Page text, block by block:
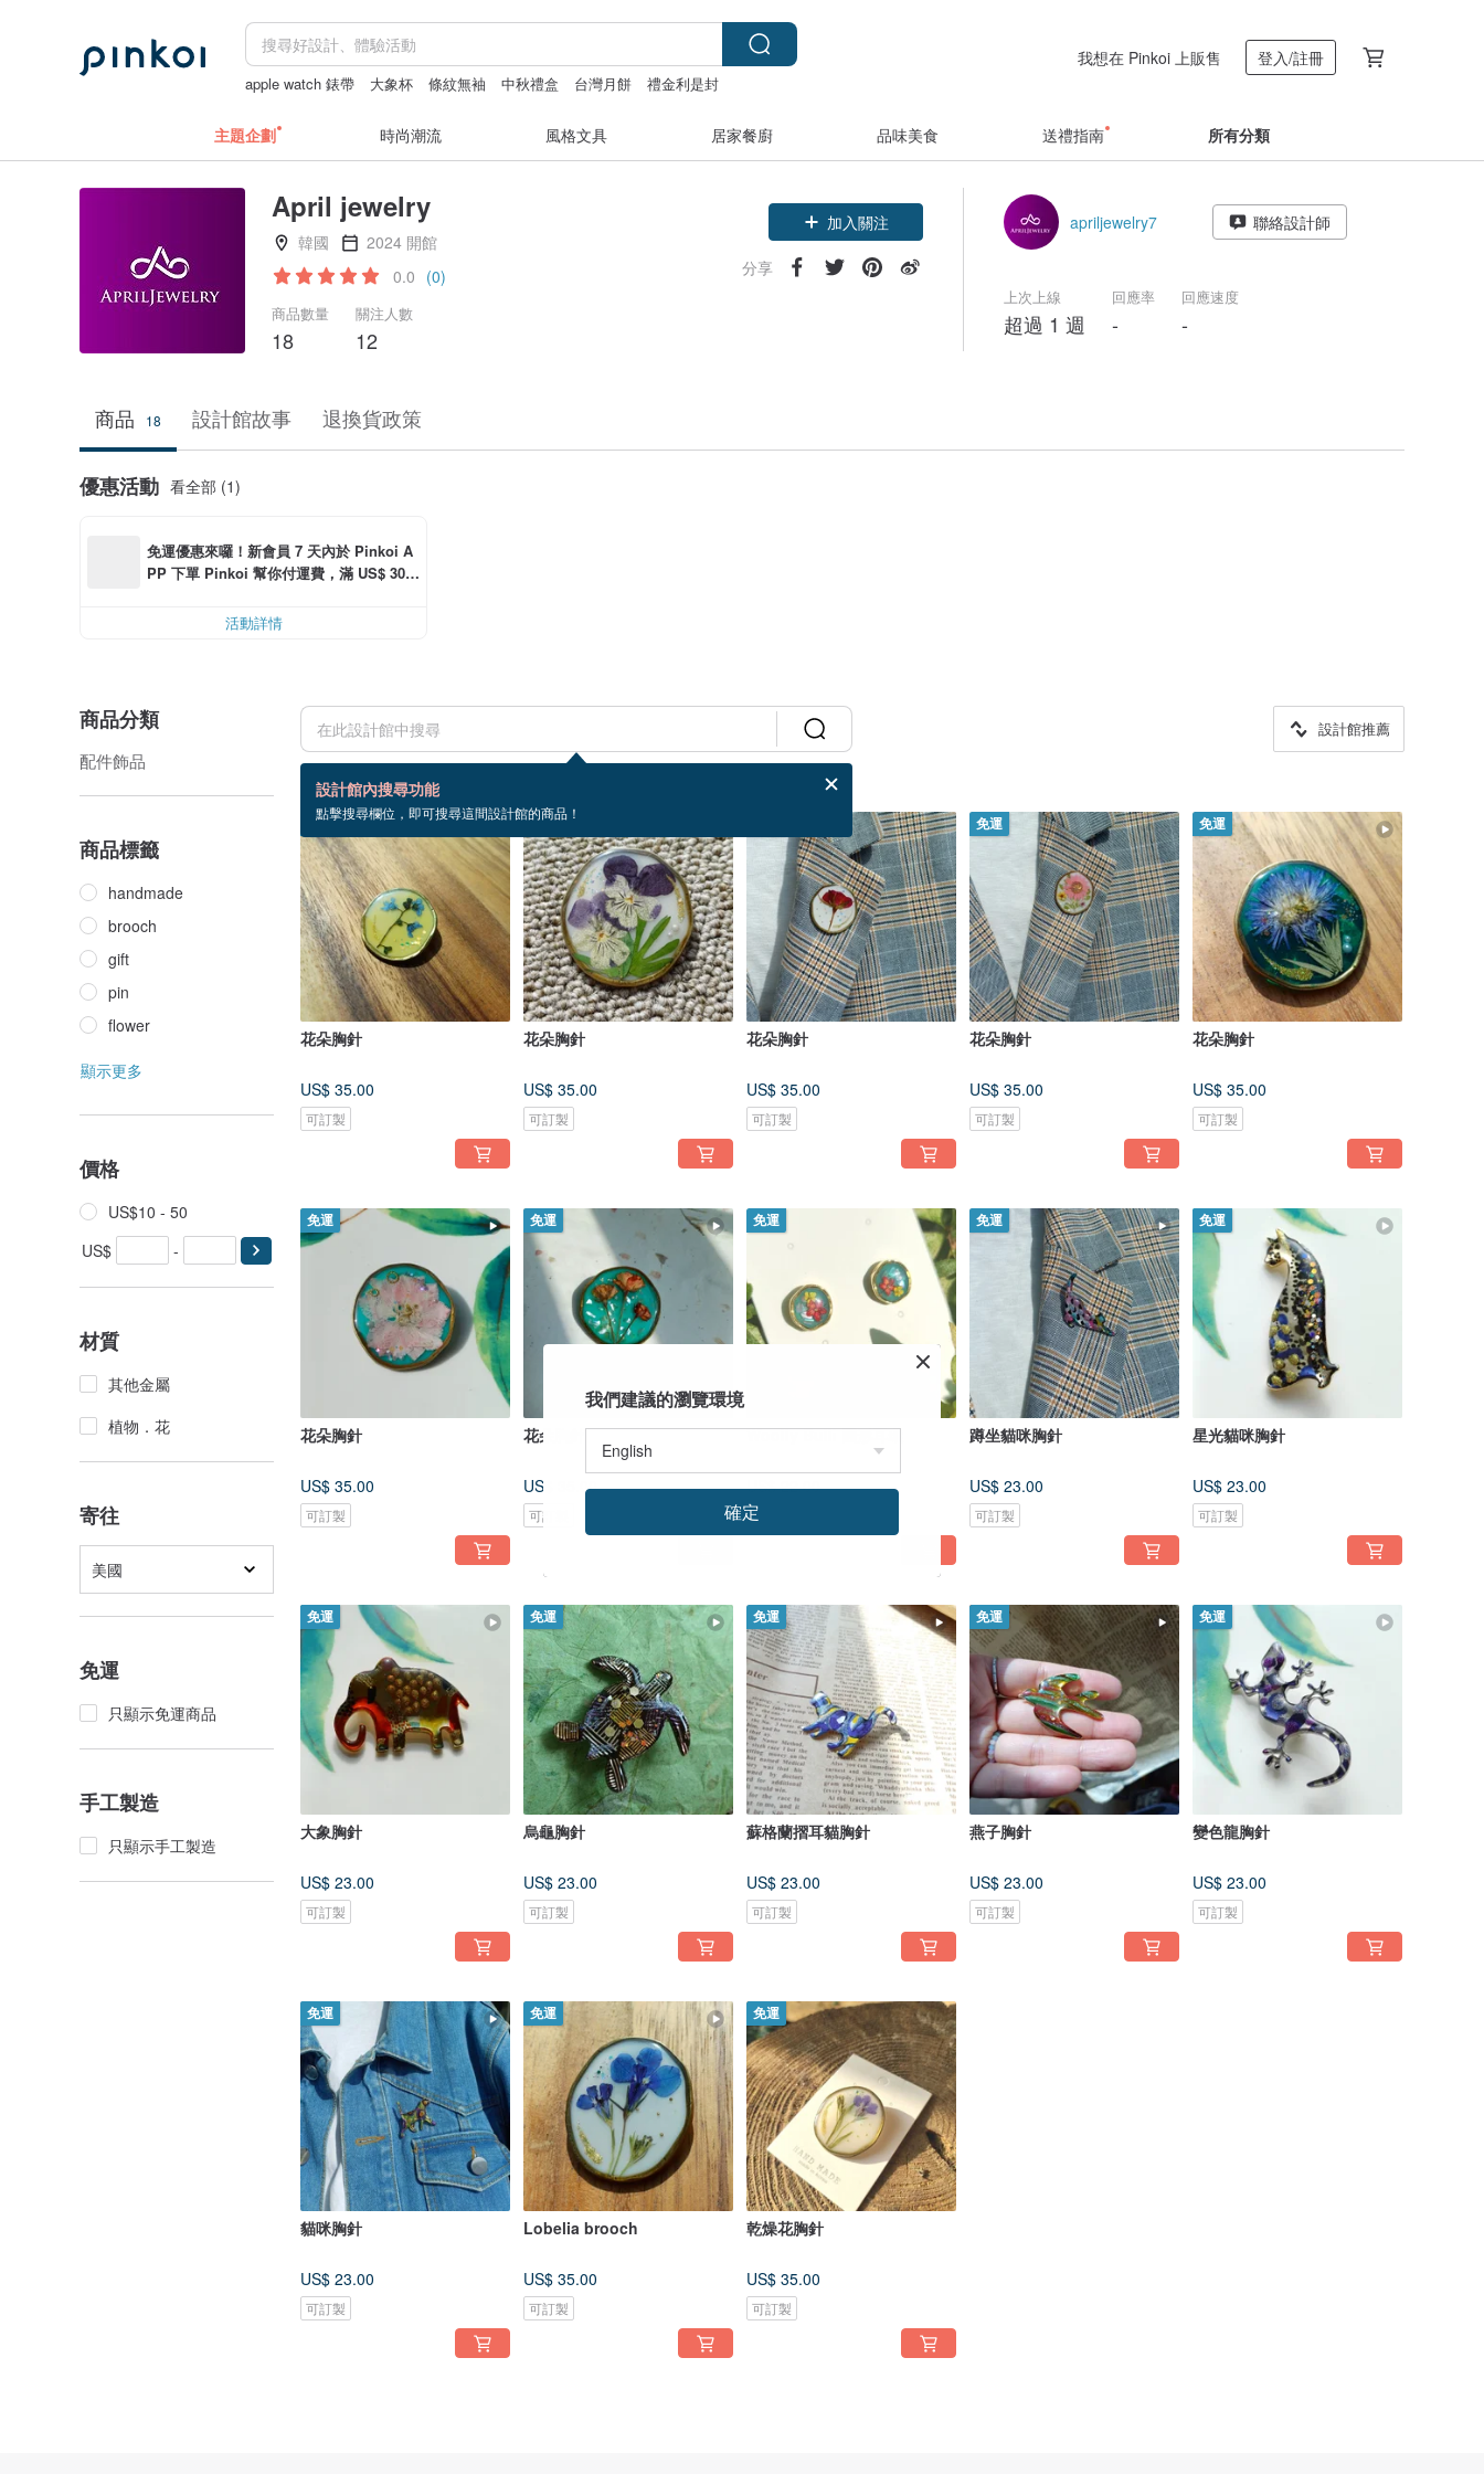
apple watch 錶帶 大象杯 條紋無袖 中秋禮盒 台灣月餅
禮金利是封
我想在 Pinkoi 上販售 登入/註冊
主題企劃 時尚潮流 風格文具 居家餐廚 品味美食 送禮指南 所有分類
April jewelry
韓國
2024 開館
0.0 (0)
商品數量
18
關注人數
12
加入關注
分享
apriljewelry7 聯絡設計師
上次上線
超過 1 週
回應率
-
回應速度
-
商品 18 設計館故事 退換貨政策
優惠活動 看全部 (1)
免運優惠來囉！新會員 7 天內於 Pinkoi A
PP 下單 Pinkoi 幫你付運費，滿 US$ 30.0
活動詳情
商品分類
配件飾品
商品標籤
handmade
brooch
gift
pin
flower
顯示更多
價格
US$10 - 50
US$
-
材質
其他金屬
植物．花
寄往
美國
免運
只顯示免運商品
手工製造
只顯示手工製造
設計館內搜尋功能
點擊搜尋欄位，即可搜尋這間設計館的商品！
設計館推薦
18 個商品
免運
花朵胸針
US$ 35.00
可訂製
免運
花朵胸針
US$ 35.00
可訂製
花朵胸針
US$ 35.00
可訂製
免運
花朵胸針
US$ 35.00
可訂製
免運
花朵胸針
US$ 35.00
可訂製
免運
花朵胸針
US$ 35.00
可訂製
免運
花朵胸針
US$ 35.00
可訂製
免運
Woolly Bulli 圓形耳環
US$ 22.00
可訂製
免運
蹲坐貓咪胸針
US$ 23.00
可訂製
免運
星光貓咪胸針
US$ 23.00
可訂製
免運
大象胸針
US$ 23.00
可訂製
免運
烏龜胸針
US$ 23.00
可訂製
免運
蘇格蘭摺耳貓胸針
US$ 23.00
可訂製
免運
燕子胸針
US$ 23.00
可訂製
免運
變色龍胸針
US$ 23.00
可訂製
免運
貓咪胸針
US$ 23.00
可訂製
免運
Lobelia brooch
US$ 35.00
可訂製
免運
乾燥花胸針
US$ 35.00
可訂製
我們建議的瀏覽環境
確定